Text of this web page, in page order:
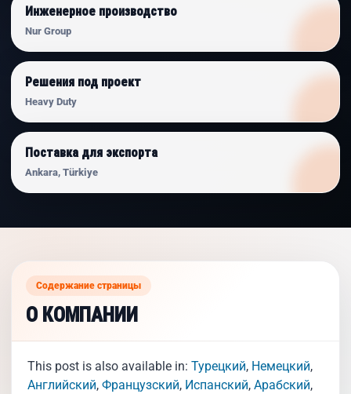
Инженерное производство
Nur Group
Решения под проект
Heavy Duty
Поставка для экспорта
Ankara, Türkiye
Содержание страницы
О КОМПАНИИ
This post is also available in: Турецкий Немецкий
Английский Французский Испанский Арабский